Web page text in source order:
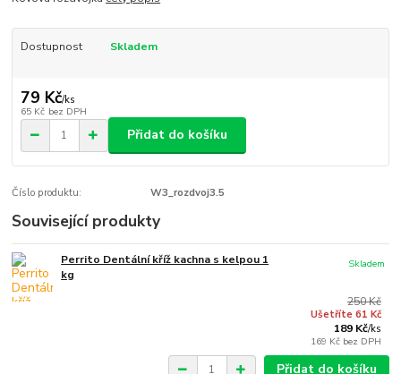
Dostupnost Skladem
79 Kč/ks
65 Kč bez DPH
Přidat do košíku
Číslo produktu: W3_rozdvoj3.5
Související produkty
Perrito Dentální kříž kachna s kelpou 1
kg
250 Kč
Ušetříte 61 Kč
189 Kč/ks
169 Kč bez DPH
Skladem
Přidat do košíku